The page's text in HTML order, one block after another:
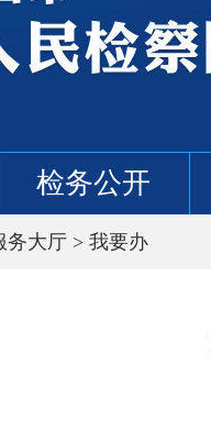
检务公开
务大厅 > 我要办